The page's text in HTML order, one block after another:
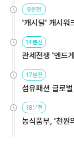
9분전
'캐시딜' 캐시워
14분전
관세전쟁 '엔드
용해야
17분전
섬유패션 글로
원
18분전
농식품부, '천원